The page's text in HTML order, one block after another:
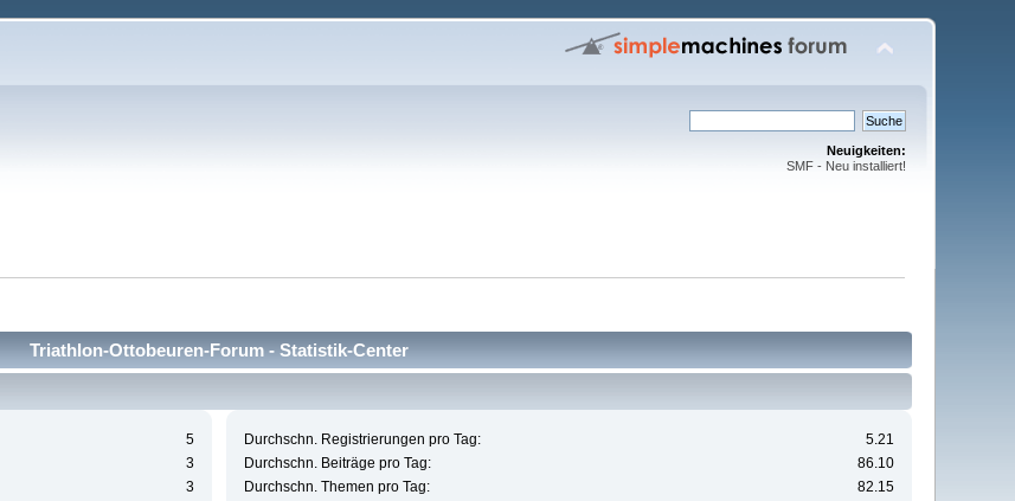
Neuigkeiten:
SMF - Neu installiert!
Triathlon-Ottobeuren-Forum - Statistik-Center
5
3
3
Durchschn. Registrierungen pro Tag:
5.21
Durchschn. Beiträge pro Tag:
86.10
Durchschn. Themen pro Tag:
82.15